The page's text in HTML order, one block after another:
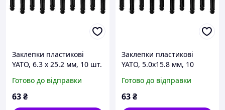
Заклепки пластикові
YATO, 6.3 x 25.2 мм, 10 шт.
Готово до відправки
63₴
Заклепки пластикові
YATO, 5.0x15.8 мм, 10
Готово до відправки
63₴